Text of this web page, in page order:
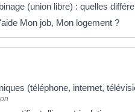
(union libre) : quelles
Mon job, Mon logement ?
(téléphone, internet,